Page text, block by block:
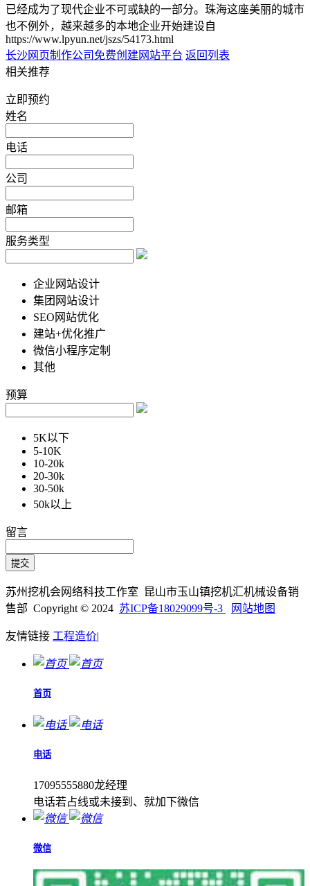
已经成为了现代企业不可或缺的一部分。珠海这座美丽的城市
也不例外，越来越多的本地企业开始建设自
https://www.lpyun.net/jszs/54173.html
长沙网页制作公司 免费创建网站平台 返回列表
相关推荐
立即预约
姓名
电话
公司
邮箱
服务类型
企业网站设计
集团网站设计
SEO网站优化
建站+优化推广
微信小程序定制
其他
预算
5K以下
5-10K
10-20k
20-30k
30-50k
50k以上
留言
苏州挖机会网络科技工作室 昆山市玉山镇挖机汇机械设备销
售部 Copyright © 2024 苏ICP备18029099号-3 网站地图
友情链接 工程造价|
首页
电话
17095555880龙经理
电话若占线或未接到、就加下微信
微信